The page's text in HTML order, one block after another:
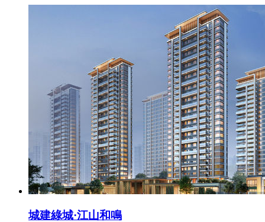
城建綠城·江山和鳴